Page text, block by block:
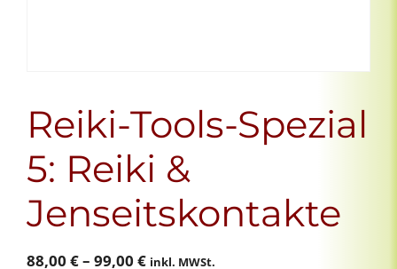
Reiki-Tools-Spezial
5: Reiki &
Jenseitskontakte
88,00 €– 99,00 €Preisspanne:
inkl. MWSt.